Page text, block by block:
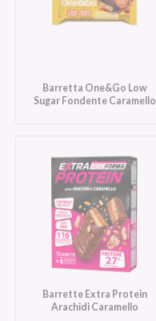
Barretta One&Go Low
Sugar Fondente Caramello
Barrette Extra Protein
Arachidi Caramello